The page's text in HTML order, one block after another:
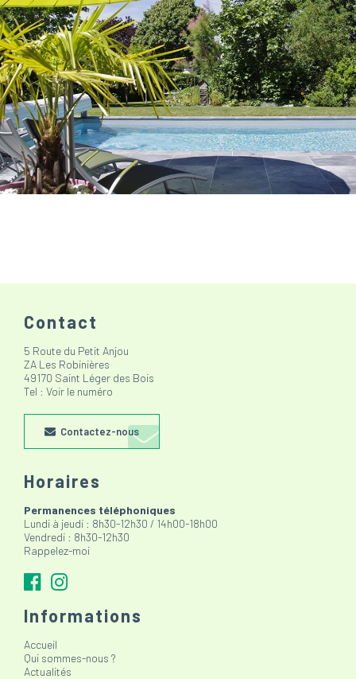
Contact
5 Route du Petit Anjou
ZA Les Robinières
49170 Saint Léger des Bois
Tel : Voir le numéro
Contactez-nous
Horaires
Permanences téléphoniques
Lundi à jeudi : 8h30-12h30 / 14h00-18h00
Vendredi : 8h30-12h30
Rappelez-moi
Informations
Accueil
Qui sommes-nous ?
Actualités